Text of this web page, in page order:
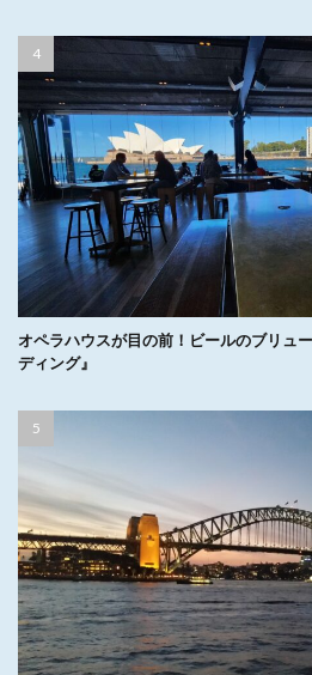
オペラハウスが目の前！ビールのブリュ
ディング』